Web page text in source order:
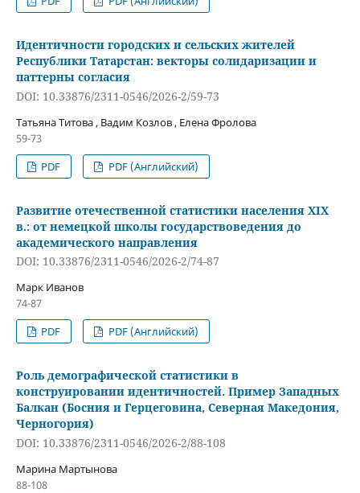
Идентичности городских и сельских жителей
Республики Татарстан: векторы солидаризации и
паттерны согласия
DOI: 10.33876/2311-0546/2026-2/59-73
Татьяна Титова , Вадим Козлов , Елена Фролова
59-73
PDF
PDF (Английский)
Развитие отечественной статистики населения XIX
в.: от немецкой школы государствоведения до
академического направления
DOI: 10.33876/2311-0546/2026-2/74-87
Марк Иванов
74-87
PDF
PDF (Английский)
Роль демографической статистики в
конструировании идентичностей. Пример Западных
Балкан (Босния и Герцеговина, Северная Македония,
Черногория)
DOI: 10.33876/2311-0546/2026-2/88-108
Марина Мартынова
88-108